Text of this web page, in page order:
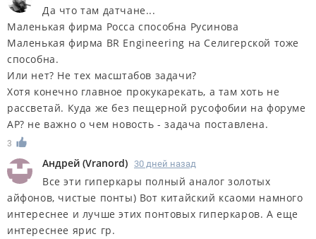
Да что там датчане...
Маленькая фирма Росса способна Русинова
Маленькая фирма BR Engineering на Селигерской тоже
способна.
Или нет? Не тех масштабов задачи?
Хотя конечно главное прокукарекать, а там хоть не
рассветай. Куда же без пещерной русофобии на форуме
АР? не важно о чем новость - задача поставлена.
3
Андрей (Vranord) 30 дней назад
Все эти гиперкары полный аналог золотых
айфонов, чистые понты) Вот китайский ксаоми намного
интереснее и лучше этих понтовых гиперкаров. А еще
интереснее ярис гр.